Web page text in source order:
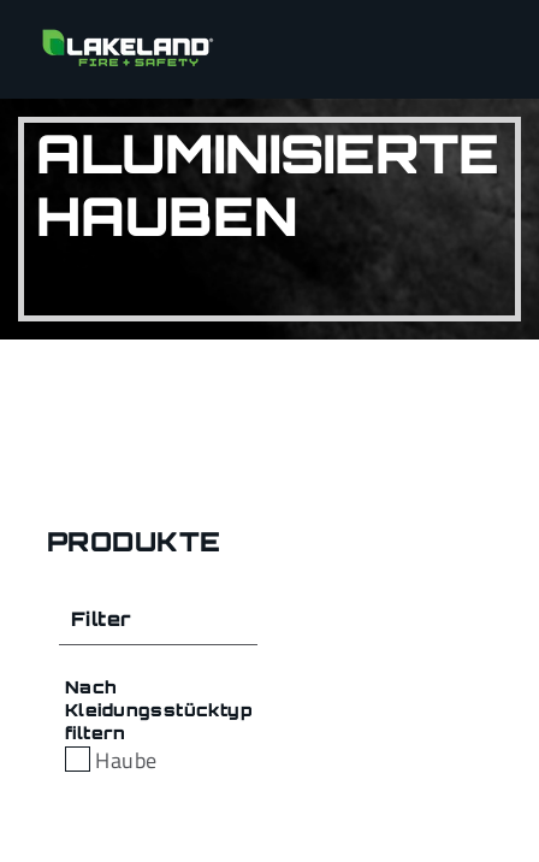
ALUMINISIERTE
HAUBEN
PRODUKTE
Filter
Nach
Kleidungsstücktyp
filtern
Haube